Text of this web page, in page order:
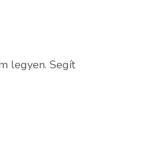
legyen. Segít